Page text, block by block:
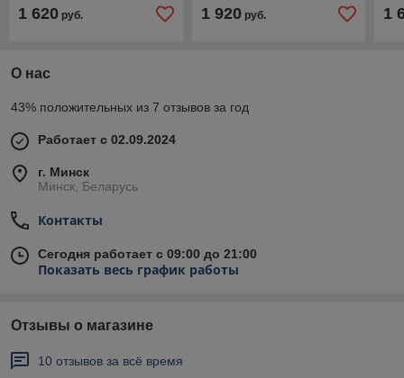
1 620 руб. 1 920руб. 1
О нас
43% положительных из 7 отзывов за год
Работает с 02.09.2024
г. Минск
Минск, Беларусь
Контакты
Сегодня работает с 09:00 до 21:00
Показать весь график работы
Отзывы о магазине
10 отзывов за всё время